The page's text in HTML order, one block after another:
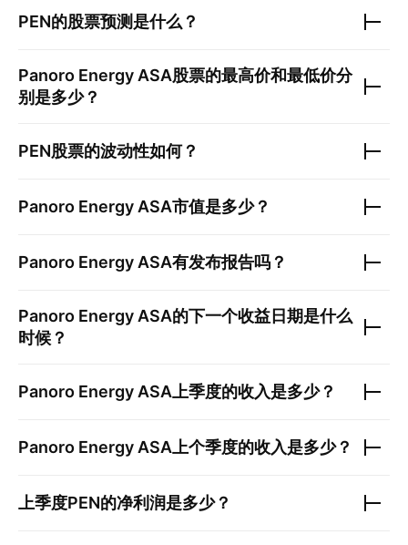
PEN的股票预测是什么？
Panoro Energy ASA股票的最高价和最低价分
别是多少？
PEN股票的波动性如何？
Panoro Energy ASA市值是多少？
Panoro Energy ASA有发布报告吗？
Panoro Energy ASA的下一个收益日期是什么
时候？
Panoro Energy ASA 上季度的收入是多少？
Panoro Energy ASA 上个季度的收入是多少？
上季度PEN的净利润是多少？